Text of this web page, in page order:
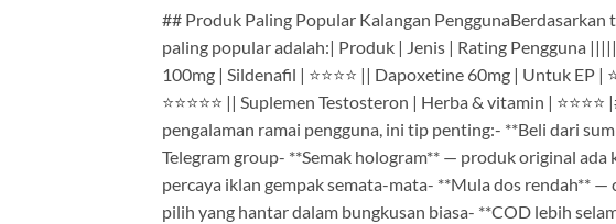
## Produk Paling Popular Kalangan
paling popular adalah:| Produk | Jenis | Rating Pengguna ||||||
100mg | Sildenafil | ⭐⭐⭐⭐ || Dapoxetine 60mg | Untuk EP |
⭐⭐⭐⭐⭐ || Suplemen Testosteron | Herba & vitamin |
pengalaman ramai pengguna, ini tip penting:- **Beli dari
Telegram group- **Semak hologram** — produk original
percaya iklan gempak semata-mata- **Mula dos rendah**
pilih yang hantar dalam bungkusan biasa- **COD lebih